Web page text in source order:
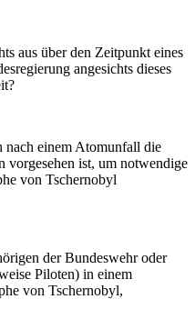
aus über den Zeitpunkt eines
angesichts dieses
nach einem Atomunfall die
vorgesehen ist, um notwendige
von Tschernobyl
der Bundeswehr oder
Piloten) in einem
von Tschernobyl,